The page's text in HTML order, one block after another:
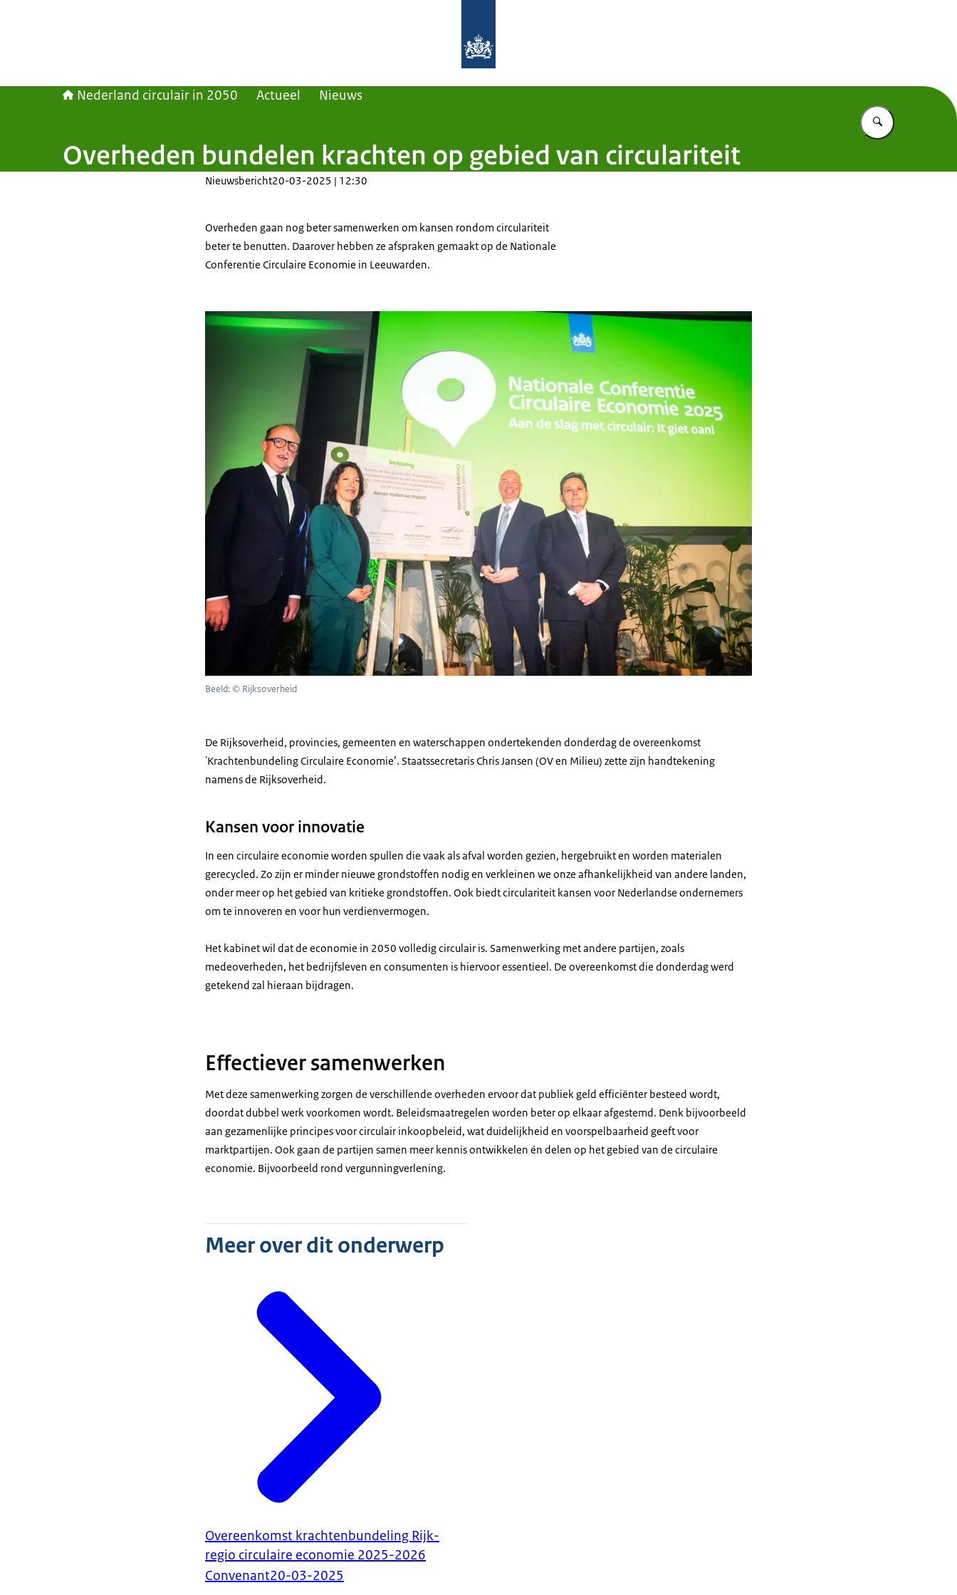
Nederland circulair in 2050 Actueel Nieuws
Vul in wat u
Overheden bundelen krachten op gebied van circulariteit
Nieuwsbericht20-03-2025 | 12:30
Overheden gaan nog beter samenwerken om kansen rondom circulariteit
beter te benutten. Daarover hebben ze afspraken gemaakt op de Nationale
Conferentie Circulaire Economie in Leeuwarden.
Beeld: © Rijksoverheid
De Rijksoverheid, provincies, gemeenten en waterschappen ondertekenden donderdag de overeenkomst
'Krachtenbundeling Circulaire Economie’. Staatssecretaris Chris Jansen (OV en Milieu) zette zijn handtekening
namens de Rijksoverheid.
Kansen voor innovatie
In een circulaire economie worden spullen die vaak als afval worden gezien, hergebruikt en worden materialen
gerecycled. Zo zijn er minder nieuwe grondstoffen nodig en verkleinen we onze afhankelijkheid van andere landen,
onder meer op het gebied van kritieke grondstoffen. Ook biedt circulariteit kansen voor Nederlandse ondernemers
om te innoveren en voor hun verdienvermogen.
Het kabinet wil dat de economie in 2050 volledig circulair is. Samenwerking met andere partijen, zoals
medeoverheden, het bedrijfsleven en consumenten is hiervoor essentieel. De overeenkomst die donderdag werd
getekend zal hieraan bijdragen.
Effectiever samenwerken
Met deze samenwerking zorgen de verschillende overheden ervoor dat publiek geld efficiënter besteed wordt,
doordat dubbel werk voorkomen wordt. Beleidsmaatregelen worden beter op elkaar afgestemd. Denk bijvoorbeeld
aan gezamenlijke principes voor circulair inkoopbeleid, wat duidelijkheid en voorspelbaarheid geeft voor
marktpartijen. Ook gaan de partijen samen meer kennis ontwikkelen én delen op het gebied van de circulaire
economie. Bijvoorbeeld rond vergunningverlening.
Meer over dit onderwerp
Overeenkomst krachtenbundeling Rijk-
regio circulaire economie 2025-2026
Convenant20-03-2025